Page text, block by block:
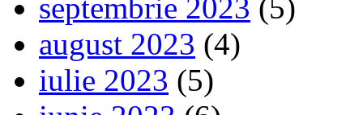
septembrie 2023 (5)
august 2023 (4)
iulie 2023 (5)